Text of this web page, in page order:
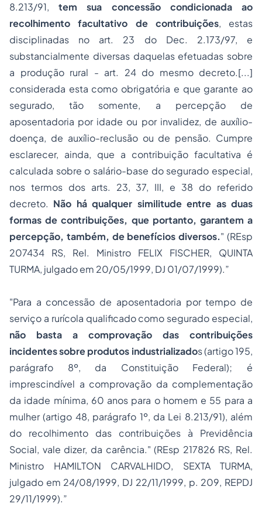
8.213/91,tem sua concessão condicionada ao
recolhimento facultativo de contribuições, estas
disciplinadas no art. 23 do Dec. 2.173/97, e
substancialmente diversas daquelas efetuadas sobre
a produção rural - art. 24 do mesmo decreto.[...]
considerada esta como obrigatória e que garante ao
segurado, tão somente, a percepção de
aposentadoria por idade ou por invalidez, de auxílio-
doença, de auxílio-reclusão ou de pensão. Cumpre
esclarecer, ainda, que a contribuição facultativa é
calculada sobre o salário-base do segurado especial,
nos termos dos arts. 23, 37, III, e 38 do referido
decreto. Não há qualquer similitude entre as duas
formas de contribuições, que portanto, garantem a
percepção, também, de benefícios diversos." (REsp
207434 RS, Rel. Ministro FELIX FISCHER, QUINTA
TURMA, julgado em 20/05/1999, DJ 01/07/1999).”
"Para a concessão de aposentadoria por tempo de
serviço a rurícola qualificado como segurado especial,
não basta a comprovação das contribuições
incidentes sobre produtos industrializados (artigo 195,
parágrafo 8º, da Constituição Federal); é
imprescindível a comprovação da complementação
da idade mínima, 60 anos para o homem e 55 para a
mulher (artigo 48, parágrafo 1º, da Lei 8.213/91), além
do recolhimento das contribuições à Previdência
Social, vale dizer, da carência." (REsp 217826 RS, Rel.
Ministro HAMILTON CARVALHIDO, SEXTA TURMA,
julgado em 24/08/1999, DJ 22/11/1999, p. 209, REPDJ
29/11/1999).”